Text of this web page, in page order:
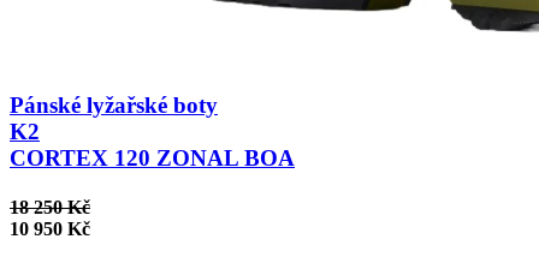
Pánské lyžařské boty
K2
CORTEX 120 ZONAL BOA
18 250 Kč
10 950 Kč